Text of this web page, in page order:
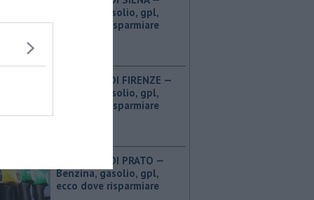
Benzina, gasolio, gpl,
ecco dove risparmiare
PROVINCIA DI FIRENZE — ​
Benzina, gasolio, gpl,
ecco dove risparmiare
PROVINCIA DI PRATO — ​
Benzina, gasolio, gpl,
ecco dove risparmiare